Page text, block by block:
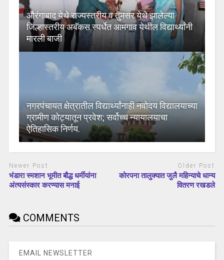
औरंगाबाद येथे राज्यस्तरीय व तुमसर येथे झालेल्या
जिल्हास्तरीय अबॅकस स्पर्धेत आमगाव येथील विद्यार्थ्यांनी
मारली बाजी
नगरपंचायत क्षेत्रातील विद्यार्थ्यांनाही नवोदय विद्यालयाच्या
ग्रामीण कोट्यातून प्रवेश; सर्वोच्च न्यायालयाचा
ऐतिहासिक निर्णय.
Newer Post
भंडारा स्मशान भूमीत बौद्ध धर्मीयांना
अंत्यसंस्कार करण्यास मनाई
Older Post
कोरपना तालुक्यात जुलै महिन्याचे धान्य
वितरण रखडले
COMMENTS
EMAIL NEWSLETTER